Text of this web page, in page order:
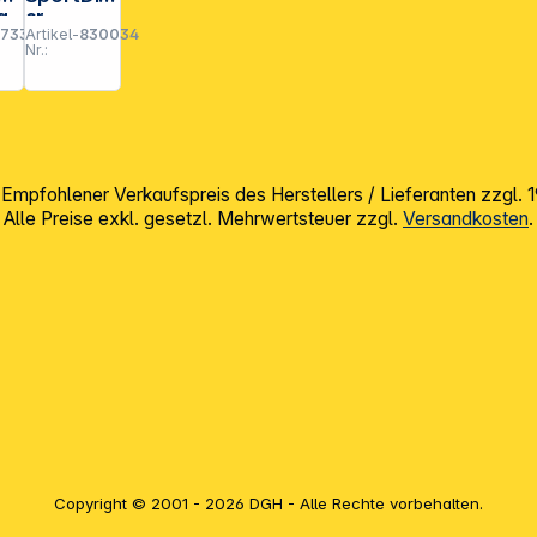
er
Farbfilter
Rot
(SL40007
Artikel-
Nr.:
830034
Verkaufspreis des Herstellers / Lieferanten zzgl.
Alle Preise exkl. gesetzl. Mehrwertsteuer zzgl. Versandkosten.
Copyright © 2001 - 2026 DGH - Alle Rechte vorbehalten.